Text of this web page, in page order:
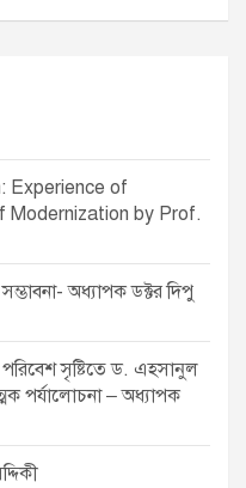
Experience of
Modernization by Prof.
অধ্যাপক ডক্টর দিপু
পরিবেশ সৃষ্টিতে ড. এহসানুল
পর্যালোচনা – অধ্যাপক